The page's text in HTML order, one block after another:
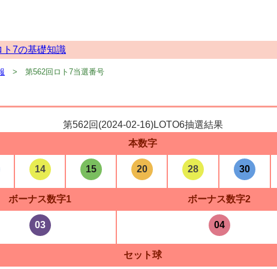
ト7の基礎知識
第562回ロト7当選番号
第562回(2024-02-16)LOTO6抽選結果
本数字
14 15 20 28 30
ボーナス数字1 ボーナス数字2
03 04
セット球